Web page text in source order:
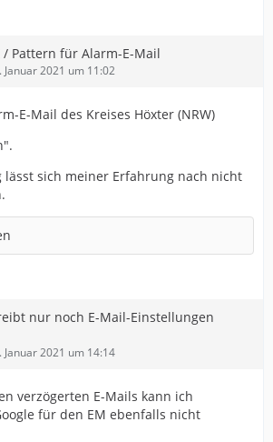
/ Pattern für Alarm-E-Mail
Januar 2021 um 11:02
E-Mail des Kreises Höxter (NRW)
lässt sich meiner Erfahrung nach nicht
nur noch E-Mail-Einstellungen
Januar 2021 um 14:14
verzögerten E-Mails kann ich
für den EM ebenfalls nicht